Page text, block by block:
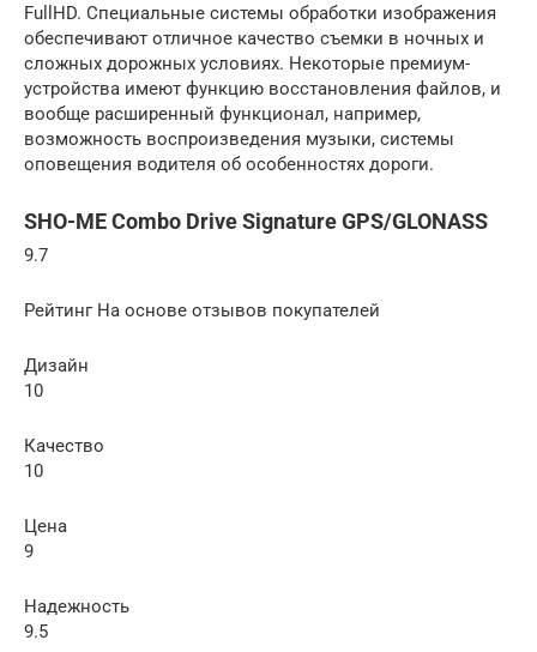
FullHD. Специальные системы обработки изображения
обеспечивают отличное качество съемки в ночных и
сложных дорожных условиях. Некоторые премиум-
устройства имеют функцию восстановления файлов, и
вообще расширенный функционал, например,
возможность воспроизведения музыки, системы
оповещения водителя об особенностях дороги.
SHO-ME Combo Drive Signature GPS/GLONASS
9.7
Рейтинг На основе отзывов покупателей
Дизайн
10
Качество
10
Цена
9
Надежность
9.5